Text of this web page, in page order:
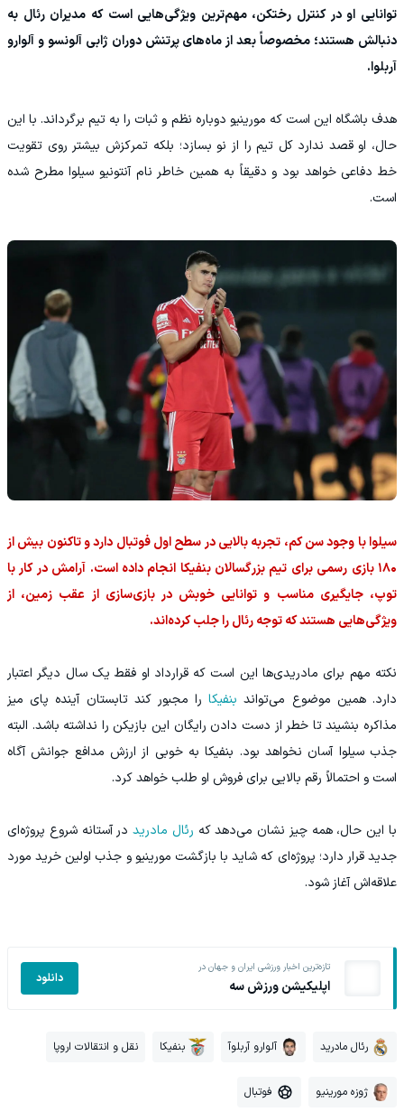
توانایی او در کنترل رختکن، مهم‌ترین ویژگی‌هایی است که مدیران رئال به
دنبالش هستند؛ مخصوصاً بعد از ماه‌های پرتنش دوران ژابی آلونسو و آلوارو
آربلوا.
هدف باشگاه این است که مورینیو دوباره نظم و ثبات را به تیم برگرداند. با این
حال، او قصد ندارد کل تیم را از نو بسازد؛ بلکه تمرکزش بیشتر روی تقویت
خط دفاعی خواهد بود و دقیقاً به همین خاطر نام آنتونیو سیلوا مطرح شده
است.
سیلوا با وجود سن کم، تجربه بالایی در سطح اول فوتبال دارد و تاکنون بیش از
۱۸۰ بازی رسمی برای تیم بزرگسالان بنفیکا انجام داده است. آرامش در کار با
توپ، جایگیری مناسب و توانایی خوبش در بازی‌سازی از عقب زمین، از
ویژگی‌هایی هستند که توجه رئال را جلب کرده‌اند.
نکته مهم برای مادریدی‌ها این است که قرارداد او فقط یک سال دیگر اعتبار
دارد. همین موضوع می‌تواند بنفیکارا مجبور کند تابستان آینده پای میز
مذاکره بنشیند تا خطر از دست دادن رایگان این بازیکن را نداشته باشد. البته
جذب سیلوا آسان نخواهد بود. بنفیکا به خوبی از ارزش مدافع جوانش آگاه
است و احتمالاً رقم بالایی برای فروش او طلب خواهد کرد.
با این حال، همه چیز نشان می‌دهد که رئال مادریددر آستانه شروع پروژه‌ای
جدید قرار دارد؛ پروژه‌ای که شاید با بازگشت مورینیو و جذب اولین خرید مورد
علاقه‌اش آغاز شود.
تازه‌ترین اخبار ورزشی ایران و جهان در
اپلیکیشن ورزش سه دانلود
رئال مادرید آلوارو آربلوآ بنفیکا نقل و انتقالات اروپا
ژوزه مورینیو فوتبال